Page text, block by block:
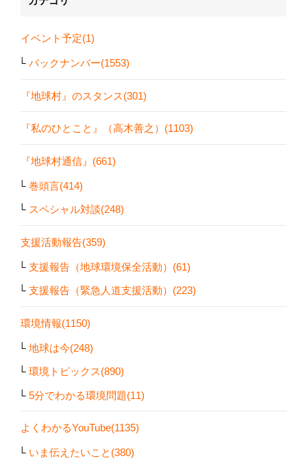
イベント予定(1)
バックナンバー(1553)
『地球村』のスタンス(301)
『私のひとこと』（高木善之）(1103)
『地球村通信』(661)
巻頭言(414)
スペシャル対談(248)
支援活動報告(359)
支援報告（地球環境保全活動）(61)
支援報告（緊急人道支援活動）(223)
環境情報(1150)
地球は今(248)
環境トピックス(890)
5分でわかる環境問題(11)
よくわかるYouTube(1135)
いま伝えたいこと(380)